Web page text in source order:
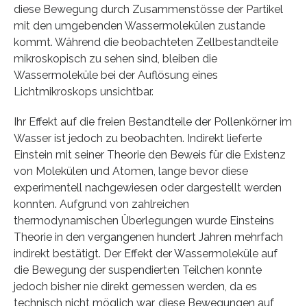
diese Bewegung durch Zusammenstösse der Partikel
mit den umgebenden Wassermolekülen zustande
kommt. Während die beobachteten Zellbestandteile
mikroskopisch zu sehen sind, bleiben die
Wassermoleküle bei der Auflösung eines
Lichtmikroskops unsichtbar.
Ihr Effekt auf die freien Bestandteile der Pollenkörner im
Wasser ist jedoch zu beobachten. Indirekt lieferte
Einstein mit seiner Theorie den Beweis für die Existenz
von Molekülen und Atomen, lange bevor diese
experimentell nachgewiesen oder dargestellt werden
konnten. Aufgrund von zahlreichen
thermodynamischen Überlegungen wurde Einsteins
Theorie in den vergangenen hundert Jahren mehrfach
indirekt bestätigt. Der Effekt der Wassermoleküle auf
die Bewegung der suspendierten Teilchen konnte
jedoch bisher nie direkt gemessen werden, da es
technisch nicht möglich war, diese Bewegungen auf